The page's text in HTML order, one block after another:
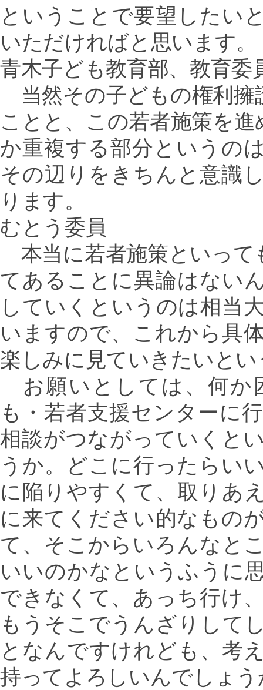
ということで要望したい
いただければと思います。
青木子ども教育部、教育委
当然その子どもの権利擁
ことと、この若者施策を
か重複する部分というの
その辺りをきちんと意識
ります。
むとう委員
本当に若者施策といって
てあることに異論はない
していくというのは相当
いますので、これから具
楽しみに見ていきたいと
お願いとしては、何か
も・若者支援センターに
相談がつながっていくと
うか。どこに行ったらい
に陥りやすくて、取りあ
に来てください的なもの
て、そこからいろんなと
いいのかなというふうに
できなくて、あっち行け
もうそこでうんざりして
となんですけれども、考
持ってよろしいんでしょう